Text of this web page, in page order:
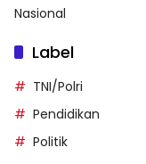
Nasional
Label
TNI/Polri
Pendidikan
Politik